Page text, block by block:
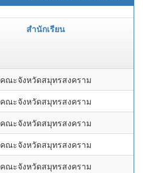
สำนักเรียน
คณะจังหวัดสมุทรสงคราม
คณะจังหวัดสมุทรสงคราม
คณะจังหวัดสมุทรสงคราม
คณะจังหวัดสมุทรสงคราม
คณะจังหวัดสมุทรสงคราม